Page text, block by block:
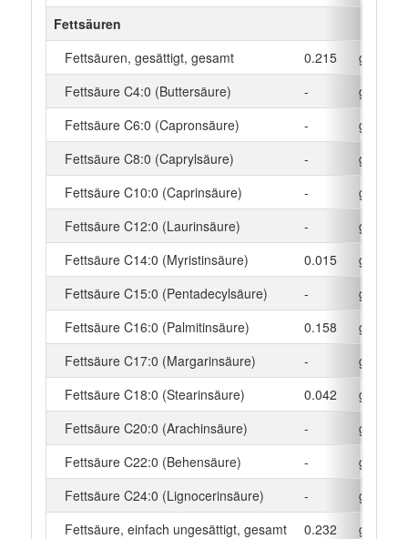
Fettsäuren
Fettsäuren, gesättigt, gesamt
0.215
g
Fettsäure C4:0 (Buttersäure)
-
g
Fettsäure C6:0 (Capronsäure)
-
g
Fettsäure C8:0 (Caprylsäure)
-
g
Fettsäure C10:0 (Caprinsäure)
-
g
Fettsäure C12:0 (Laurinsäure)
-
g
Fettsäure C14:0 (Myristinsäure)
0.015
g
Fettsäure C15:0 (Pentadecylsäure)
-
g
Fettsäure C16:0 (Palmitinsäure)
0.158
g
Fettsäure C17:0 (Margarinsäure)
-
g
Fettsäure C18:0 (Stearinsäure)
0.042
g
Fettsäure C20:0 (Arachinsäure)
-
g
Fettsäure C22:0 (Behensäure)
-
g
Fettsäure C24:0 (Lignocerinsäure)
-
g
Fettsäure, einfach ungesättigt, gesamt
0.232
g